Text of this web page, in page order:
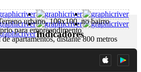
urbano, 100x100, no bairro
para empreendimento
apartamentos, distante 800 metros
Indicadores